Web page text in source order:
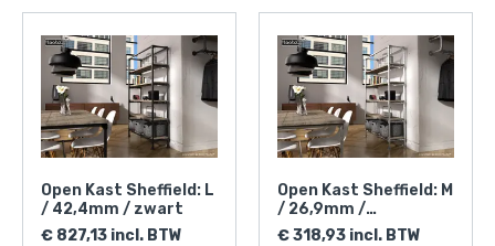
Open Kast Sheffield: L
/ 42,4mm / zwart
€ 827,13 incl. BTW
Open Kast Sheffield: M
/ 26,9mm /
zilverkleurig
€ 318,93 incl. BTW